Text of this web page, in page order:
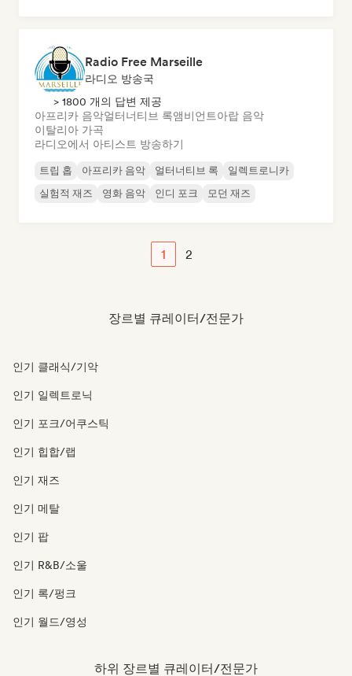
Radio Free Marseille
라디오 방송국
> 1800 개의 답변 제공
아프리카 음악얼터너티브 록앰비언트아랍 음악
이탈리아 가곡
라디오에서 아티스트 방송하기
트립 홉 아프리카 음악 얼터너티브 록
일렉트로니카
실험적 재즈
영화 음악 인디 포크 모던 재즈
1 2
장르별 큐레이터/전문가
인기 클래식/기악
인기 일렉트로닉
인기 포크/어쿠스틱
인기 힙합/랩
인기 재즈
인기 메탈
인기 팝
인기 R&B/소울
인기 록/펑크
인기 월드/영성
하위 장르별 큐레이터/전문가